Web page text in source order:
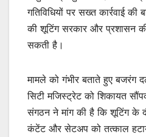
गतिविधियों पर सख्त कार्रवाई
की शूटिंग सरकार और प्रशासन
सकती है।
मामले को गंभीर बताते हुए बजरंग
सिटी मजिस्ट्रेट को शिकायत
संगठन ने मांग की है कि शूटिंग के
कंटेंट और सेटअप को तत्काल